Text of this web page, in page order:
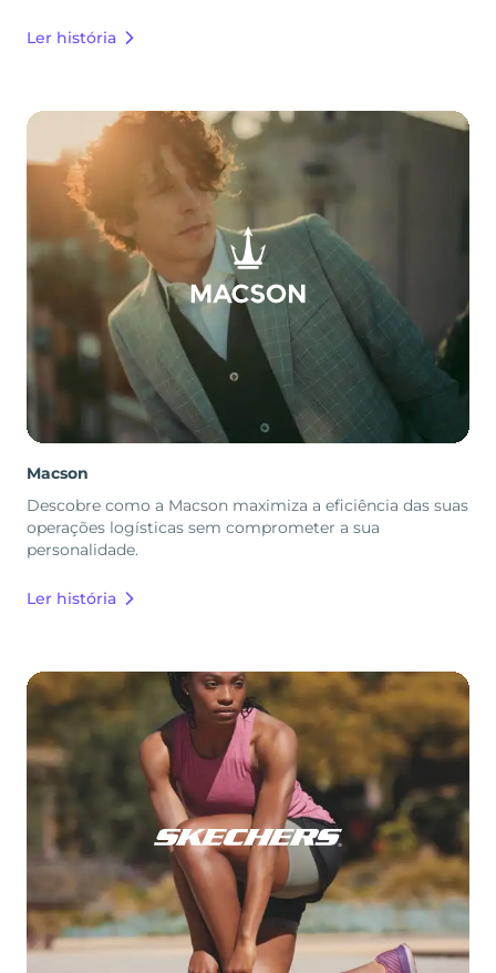
Ler história
Macson
Descobre como a Macson maximiza a eficiência das suas
operações logísticas sem comprometer a sua
personalidade.
Ler história